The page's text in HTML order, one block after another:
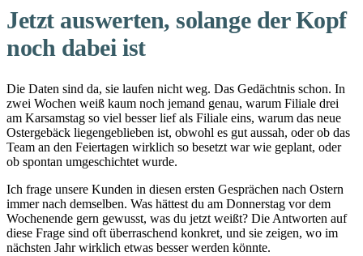
Jetzt auswerten, solange der Kopf
noch dabei ist
Die Daten sind da, sie laufen nicht weg. Das Gedächtnis schon. In
zwei Wochen weiß kaum noch jemand genau, warum Filiale drei
am Karsamstag so viel besser lief als Filiale eins, warum das neue
Ostergebäck liegengeblieben ist, obwohl es gut aussah, oder ob das
Team an den Feiertagen wirklich so besetzt war wie geplant, oder
ob spontan umgeschichtet wurde.
Ich frage unsere Kunden in diesen ersten Gesprächen nach Ostern
immer nach demselben. Was hättest du am Donnerstag vor dem
Wochenende gern gewusst, was du jetzt weißt? Die Antworten auf
diese Frage sind oft überraschend konkret, und sie zeigen, wo im
nächsten Jahr wirklich etwas besser werden könnte.